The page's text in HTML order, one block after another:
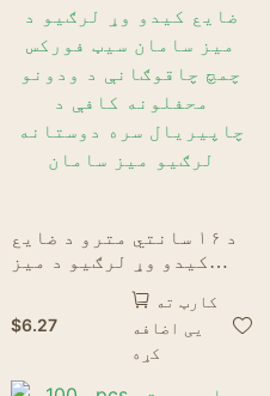
د ۱۶ سانتي مترو د ضایع
کیدو وړ لرګیو د میز
سامان سیټ فورکس چمچ
چاقوګانې د ودونو
محفلونه کافې د
چاپیریال سره دوستانه
لرګیو میز سامان
$6.27
کارټ ته
یی اضافه
کړه